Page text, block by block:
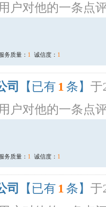
用户对他的一条点
务质量： 1 诚信度： 1
司 【已有 1 条】 于
用户对他的一条点
务质量： 1 诚信度： 1
司 【已有 1 条】 于